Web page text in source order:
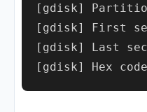
[gdisk]
[gdisk] First
[gdisk] Last